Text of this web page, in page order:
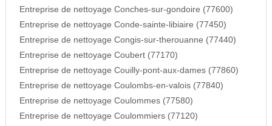
Entreprise de nettoyage Conches-sur-gondoire (77600)
Entreprise de nettoyage Conde-sainte-libiaire (77450)
Entreprise de nettoyage Congis-sur-therouanne (77440)
Entreprise de nettoyage Coubert (77170)
Entreprise de nettoyage Couilly-pont-aux-dames (77860)
Entreprise de nettoyage Coulombs-en-valois (77840)
Entreprise de nettoyage Coulommes (77580)
Entreprise de nettoyage Coulommiers (77120)